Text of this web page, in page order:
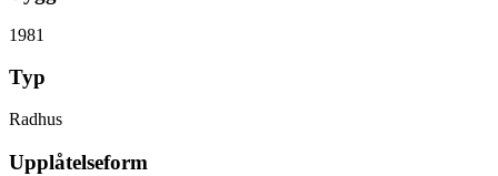
1981
Typ
Radhus
Upplåtelseform